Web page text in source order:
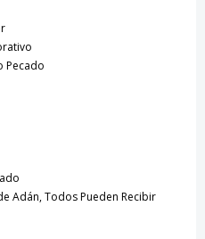
Pecado
Adán, Todos Pueden Recibir